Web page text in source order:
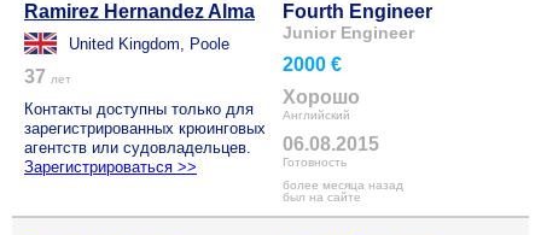
Ramirez Hernandez Alma
United Kingdom, Poole
37 лет
Контакты доступны только для
зарегистрированных крюинговых
агентств или судовладельцев.
Зарегистрироваться >>
Fourth Engineer
Junior Engineer
2000 €
Хорошо
Английский
06.08.2015
Готовность
более месяца назад
был на сайте